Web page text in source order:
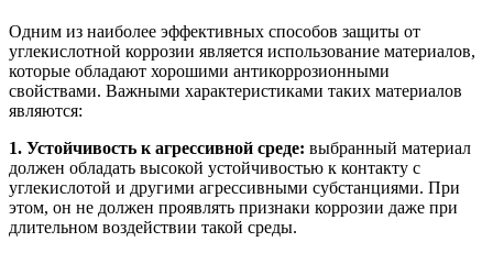
Одним из наиболее эффективных способов защиты от
углекислотной коррозии является использование материалов,
которые обладают хорошими антикоррозионными
свойствами. Важными характеристиками таких материалов
являются:
1. Устойчивость к агрессивной среде: выбранный материал
должен обладать высокой устойчивостью к контакту с
углекислотой и другими агрессивными субстанциями. При
этом, он не должен проявлять признаки коррозии даже при
длительном воздействии такой среды.